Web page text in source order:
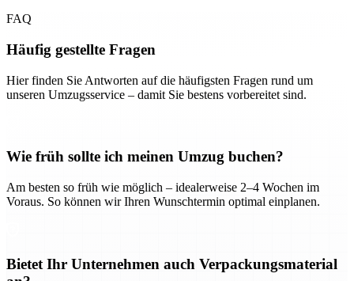
FAQ
Häufig gestellte Fragen
Hier finden Sie Antworten auf die häufigsten Fragen rund um
unseren Umzugsservice – damit Sie bestens vorbereitet sind.
Wie früh sollte ich meinen Umzug buchen?
Am besten so früh wie möglich – idealerweise 2–4 Wochen im
Voraus. So können wir Ihren Wunschtermin optimal einplanen.
Bietet Ihr Unternehmen auch Verpackungsmaterial